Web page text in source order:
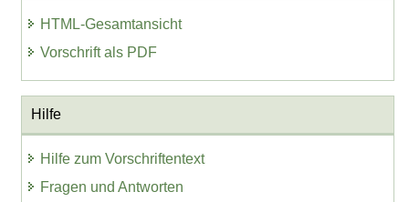
HTML-Gesamtansicht
Vorschrift als PDF
Hilfe
Hilfe zum Vorschriftentext
Fragen und Antworten